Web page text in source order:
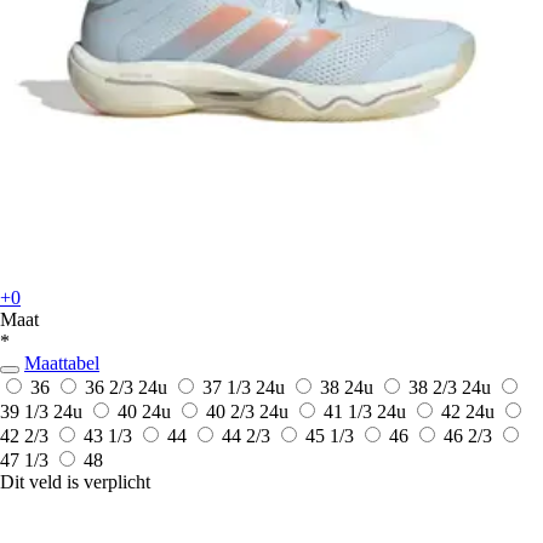
+0
Maat
*
Maattabel
36
36 2/3 24u 37 1/3 24u 38 24u 38 2/3 24u
39 1/3 24u 40 24u 40 2/3 24u 41 1/3 24u 42 24u
42 2/3
43 1/3 44 44 2/3 45 1/3 46
46 2/3
47 1/3
48
Dit veld is verplicht